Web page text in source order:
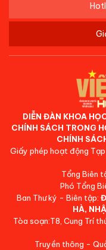
DIỄN ĐÀN KHOA
CHÍNH SÁCH TRONG
CHÍNH
Giấy phép hoạt động
Tổng Biên
Phó Tổng
Ban Thư ký - Biên tập:
HÀ,
Tòa soạn:T8, Cung Trí
Truyền thông -